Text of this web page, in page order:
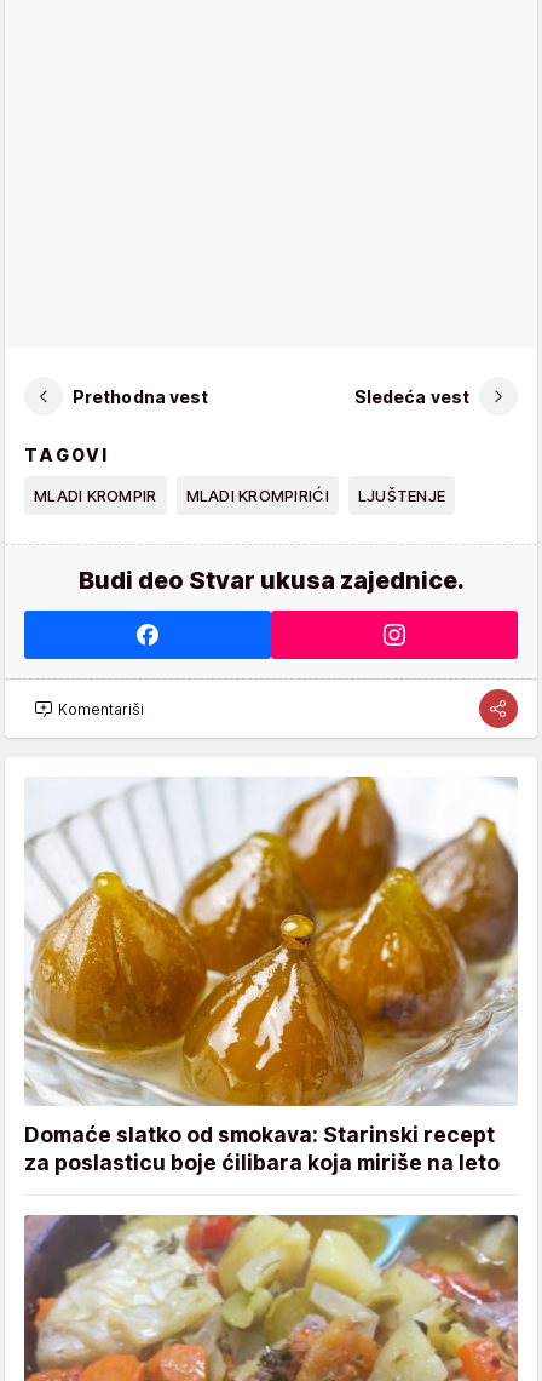
Prethodna vest Sledeća vest
TAGOVI
MLADI KROMPIR MLADI KROMPIRIĆI LJUŠTENJE
Budi deo Stvar ukusa zajednice.
Komentariši
Domaće slatko od smokava: Starinski recept
za poslasticu boje ćilibara koja miriše na leto